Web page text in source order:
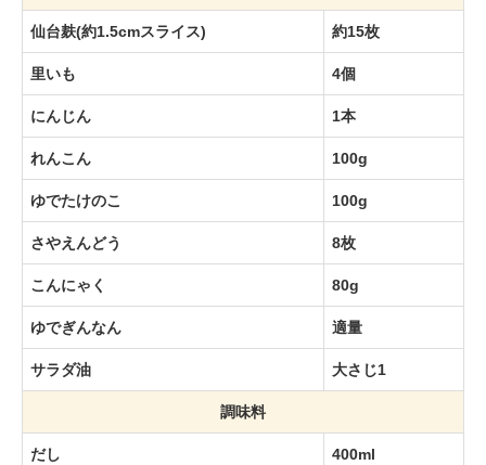
仙台麸(約1.5cmスライス) 約15枚
里いも 4個
にんじん 1本
れんこん 100g
ゆでたけのこ 100g
さやえんどう 8枚
こんにゃく 80g
ゆでぎんなん 適量
サラダ油 大さじ1
調味料
だし 400ml